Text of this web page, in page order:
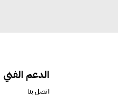
الدعم الفني
اتصل بنا